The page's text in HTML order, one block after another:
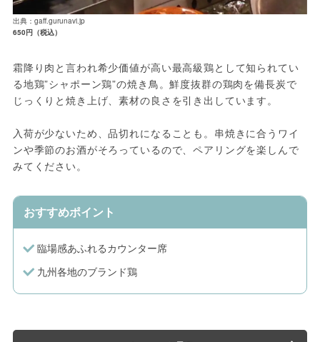
出典：gaff.gurunavi.jp
650円（税込）
霜降り肉と言われ希少価値が高い最高級鶏として知られてい
る地鶏”シャポーン鶏”の焼き鳥。鮮度抜群の鶏肉を備長炭で
じっくりと焼き上げ、素材の良さを引き出しています。
入荷が少ないため、品切れになることも。串焼きに合うワイ
ンや季節のお酒がそろっているので、ペアリングを楽しんで
みてください。
おすすめポイント
臨場感あふれるカウンター席
九州各地のブランド鶏